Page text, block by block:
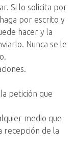
Si lo solicita por
por escrito y
hacer y la
Nunca se le
petición que
medio que
recepción de la